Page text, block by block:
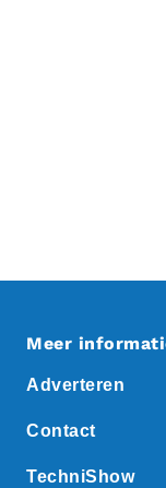
Meer
Adverteren
Contact
TechniShow